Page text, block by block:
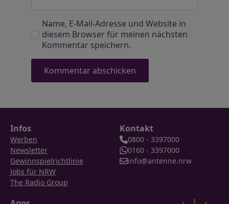
Name, E-Mail-Adresse und Website in
diesem Browser für meinen nächsten
Kommentar speichern.
Infos
Werben
Newsletter
Gewinnspielrichtlinie
Jobs für NRW
The Radio Group
Kontakt
0800 - 3397000
0160 - 3397000
info@antenne.nrw